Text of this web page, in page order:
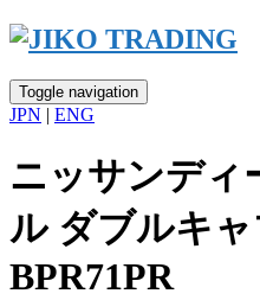
Skip
content
Toggle navigation
JPN | ENG
ニッサンディ
ル ダブルキ
BPR71PR